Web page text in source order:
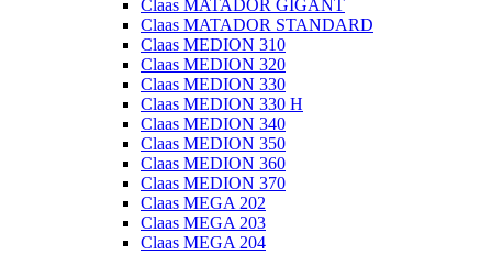
Claas MATADOR GIGANT
Claas MATADOR STANDARD
Claas MEDION 310
Claas MEDION 320
Claas MEDION 330
Claas MEDION 330 H
Claas MEDION 340
Claas MEDION 350
Claas MEDION 360
Claas MEDION 370
Claas MEGA 202
Claas MEGA 203
Claas MEGA 204